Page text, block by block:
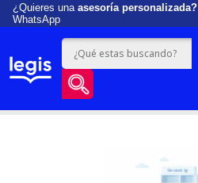
¿Quieres una asesoría personalizada?
WhatsApp